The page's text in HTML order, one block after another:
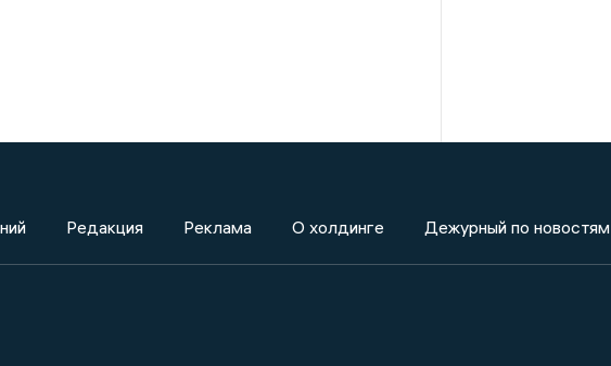
Редакция Реклама О холдинге Дежурный по новостям